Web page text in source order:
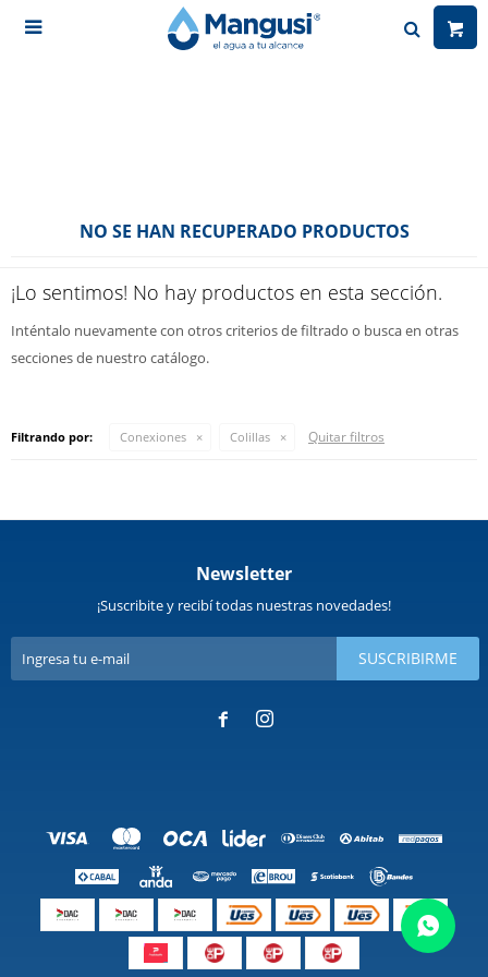

NO SE HAN RECUPERADO PRODUCTOS
¡Lo sentimos! No hay productos en esta sección.
Inténtalo nuevamente con otros criterios de filtrado o busca en otras
secciones de nuestro catálogo.
Filtrando por: Conexiones Colillas Quitar filtros
Newsletter
¡Suscribite y recibí todas nuestras novedades!
SUSCRIBIRME
 